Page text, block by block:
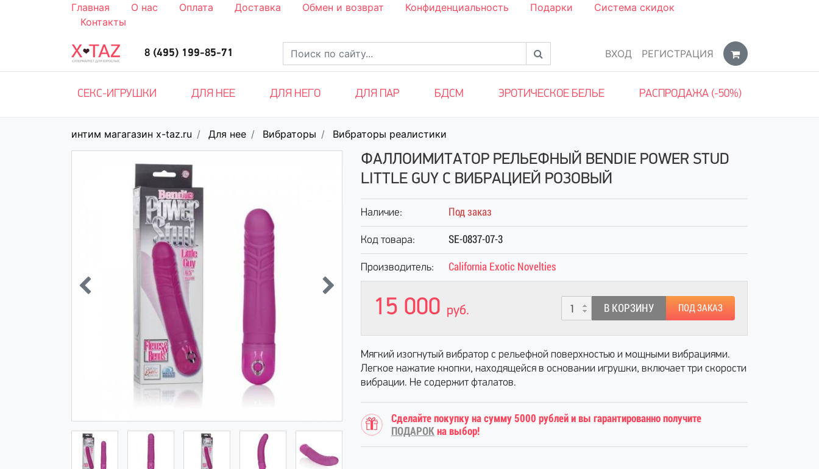
Главная О нас Оплата Доставка Обмен и возврат Конфиденциальность Подарки
Система скидок
Контакты
8 (495) 199-85-71 ВХОД РЕГИСТРАЦИЯ
СЕКС-ИГРУШКИ ДЛЯ НЕЕ ДЛЯ НЕГО ДЛЯ ПАР БДСМ ЭРОТИЧЕСКОЕ БЕЛЬЕ РАСПРОДАЖА (-50%)
интим магагазин x-taz.ru Для нее Вибраторы Вибраторы реалистики
ФАЛЛОИМИТАТОР РЕЛЬЕФНЫЙ BENDIE POWER STUD
LITTLE GUY С ВИБРАЦИЕЙ РОЗОВЫЙ
Наличие: Под заказ
Код товара: SE-0837-07-3
Производитель: California Exotic Novelties
15 000 руб. В КОРЗИНУ ПОД ЗАКАЗ
Мягкий изогнутый вибратор с рельефной поверхностью и мощными вибрациями.
Легкое нажатие кнопки, находящейся в основании игрушки, включает три скорости
вибрации. Не содержит фталатов.
Сделайте покупку на сумму 5000 рублей и вы гарантированно получите
ПОДАРОК на выбор!